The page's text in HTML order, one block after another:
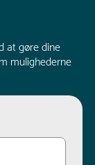
at gøre dine
mulighederne